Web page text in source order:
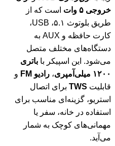
خروجی ۵ وات
است که از
طریق بلوتوث ۵.۱، USB،
کارت حافظه و AUX به
دستگاه‌های مختلف متصل
می‌شود. این اسپیکر با باتری
۱۲۰۰ میلی‌آمپری
، رادیو FM
و
قابلیت TWS برای اتصال
استریو، گزینه‌ای مناسب برای
استفاده در خانه، سفر یا
مهمانی‌های کوچک به شمار
می‌آید.